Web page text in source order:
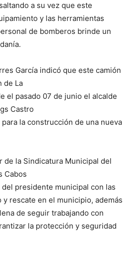
a su vez que este
y las herramientas
de bomberos brinde un
García indicó que este camión
de La
el pasado 07 de junio el alcalde
Castro
la construcción de una nueva
de la Sindicatura Municipal del
Cabos
presidente municipal con las
rescate en el municipio, además
de seguir trabajando con
la protección y seguridad